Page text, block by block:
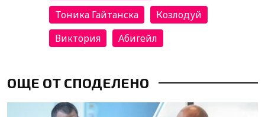
Тоника Гайтанска
Козлодуй
Виктория
Абигейл
ОЩЕ ОТ СПОДЕЛЕНО